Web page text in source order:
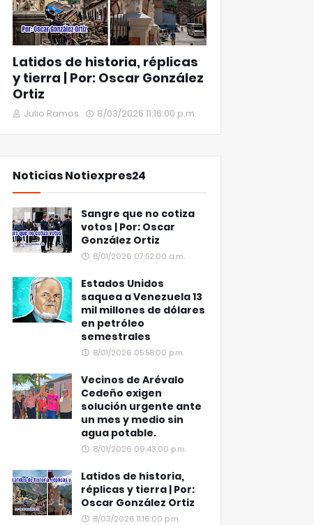
Latidos de historia, réplicas
y tierra | Por: Oscar González
Ortiz
Julio Ramos 8/03/2026 11:16:00 p.m.
Noticias Notiexpres24
Sangre que no cotiza
votos | Por: Oscar
González Ortiz
8/01/2026 07:52:00 a.m.
Estados Unidos
saquea a Venezuela 13
mil millones de dólares
en petróleo
semestrales
8/01/2026 05:58:00 p.m.
Vecinos de Arévalo
Cedeño exigen
solución urgente ante
un mes y medio sin
agua potable.
8/01/2026 09:43:00 p.m.
Latidos de historia,
réplicas y tierra | Por:
Oscar González Ortiz
8/03/2026 11:16:00 p.m.